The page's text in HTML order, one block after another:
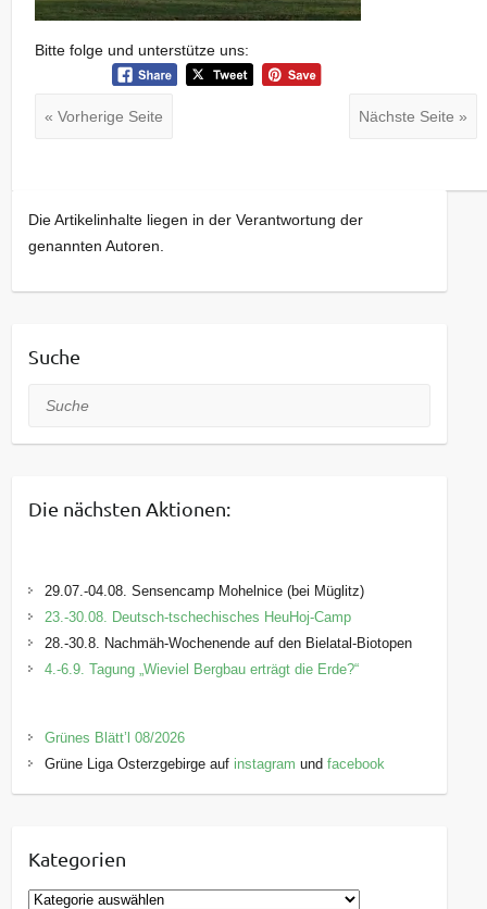
Bitte folge und unterstütze uns:
« Vorherige Seite Nächste Seite »
Die Artikelinhalte liegen in der Verantwortung der
genannten Autoren.
Suche
Suche
Die nächsten Aktionen:
29.07.-04.08. Sensencamp Mohelnice (bei Müglitz)
23.-30.08. Deutsch-tschechisches HeuHoj-Camp
28.-30.8. Nachmäh-Wochenende auf den Bielatal-Biotopen
4.-6.9. Tagung „Wieviel Bergbau erträgt die Erde?“
Grünes Blätt’l 08/2026
Grüne Liga Osterzgebirge auf instagram undfacebook
Kategorien
K